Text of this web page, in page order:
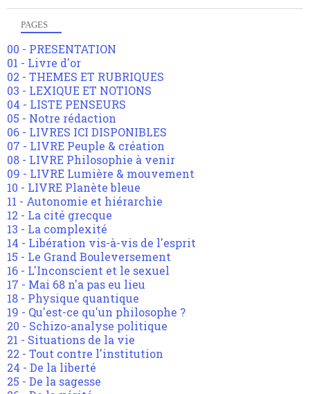
PAGES
00 - PRESENTATION
01 - Livre d'or
02 - THEMES ET RUBRIQUES
03 - LEXIQUE ET NOTIONS
04 - LISTE PENSEURS
05 - Notre rédaction
06 - LIVRES ICI DISPONIBLES
07 - LIVRE Peuple & création
08 - LIVRE Philosophie à venir
09 - LIVRE Lumière & mouvement
10 - LIVRE Planète bleue
11 - Autonomie et hiérarchie
12 - La cité grecque
13 - La complexité
14 - Libération vis-à-vis de l'esprit
15 - Le Grand Bouleversement
16 - L'Inconscient et le sexuel
17 - Mai 68 n'a pas eu lieu
18 - Physique quantique
19 - Qu'est-ce qu'un philosophe ?
20 - Schizo-analyse politique
21 - Situations de la vie
22 - Tout contre l'institution
24 - De la liberté
25 - De la sagesse